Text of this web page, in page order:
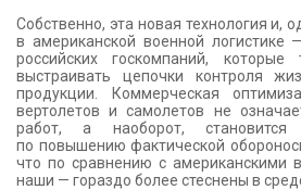
Собственно, эта новая технология и,
в американской военной
российских госкомпаний, которые
выстраивать цепочки контроля
продукции. Коммерческая
вертолетов и самолетов не
работ, а наоборот, становится
по повышению фактической
что по сравнению с американскими
наши — гораздо более стеснены в